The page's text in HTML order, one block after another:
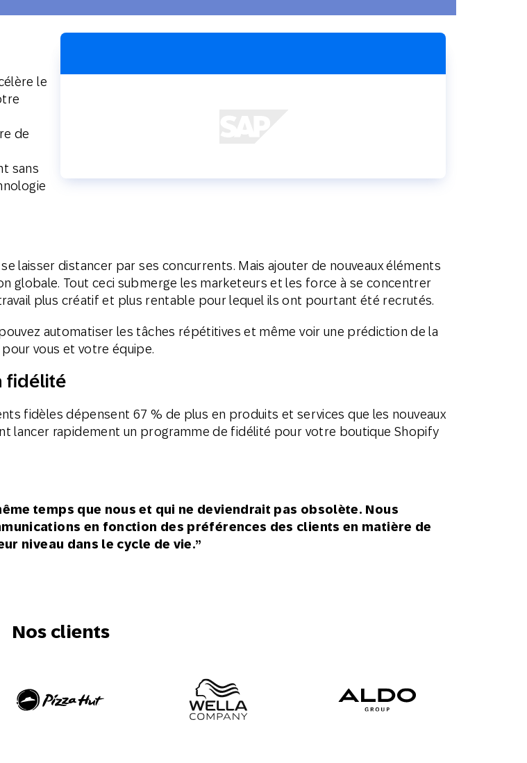
Web Digital Ads SMS Mobile Wallet
le
de
sans
laisser distancer par ses concurrents. Mais ajouter de nouveaux éléments
globale. Tout ceci submerge les marketeurs et les force à se concentrer
plus créatif et plus rentable pour lequel ils ont pourtant été recrutés.
automatiser les tâches répétitives et même voir une prédiction de la
vous et votre équipe.
fidélité
fidèles dépensent 67 % de plus en produits et services que les nouveaux
lancer rapidement un programme de fidélité pour votre boutique Shopify
temps que nous et qui ne deviendrait pas obsolète. Nous
en fonction des préférences des clients en matière de
niveau dans le cycle de vie.”
Nos clients